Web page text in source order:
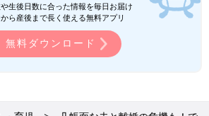
生後日数に合った情報を毎日お届け
ら産後まで長く使える無料アプリ
無料ダウンロード